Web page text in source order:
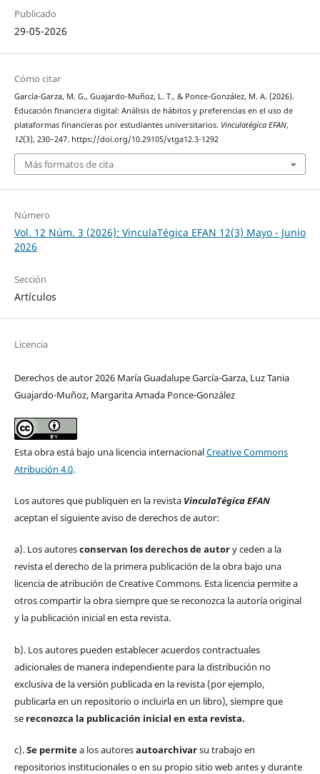
Publicado
29-05-2026
Cómo citar
García-Garza, M. G., Guajardo-Muñoz, L. T., & Ponce-González, M. A. (2026).
Educación financiera digital: Análisis de hábitos y preferencias en el uso de
plataformas financieras por estudiantes universitarios. Vinculatégica EFAN,
12(3), 230–247. https://doi.org/10.29105/vtga12.3-1292
Más formatos de cita
Número
Vol. 12 Núm. 3 (2026): VinculaTégica EFAN 12(3) Mayo - Junio
2026
Sección
Artículos
Licencia
Derechos de autor 2026 María Guadalupe García-Garza, Luz Tania
Guajardo-Muñoz, Margarita Amada Ponce-González
Esta obra está bajo una licencia internacionalCreative Commons
Atribución 4.0.
Los autores que publiquen en la revista VinculaTégica EFAN
aceptan el siguiente aviso de derechos de autor:
a). Los autoresconservan los derechos de autory ceden a la
revista el derecho de la primera publicación de la obra bajo una
licencia de atribución de Creative Commons. Esta licencia permite a
otros compartir la obra siempre que se reconozca la autoría original
y la publicación inicial en esta revista.
b). Los autores pueden establecer acuerdos contractuales
adicionales de manera independiente para la distribución no
exclusiva de la versión publicada en la revista (por ejemplo,
publicarla en un repositorio o incluirla en un libro), siempre que
sereconozca la publicación inicial en esta revista.
c).Se permitea los autoresautoarchivarsu trabajo en
repositorios institucionales o en su propio sitio web antes y durante